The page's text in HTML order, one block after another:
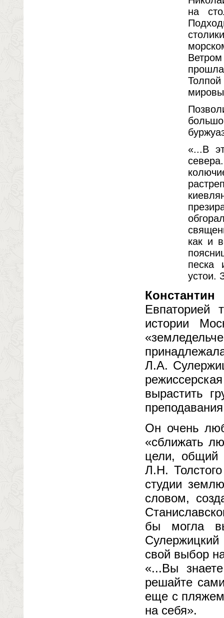
на
«...В
как и
песка
устои.
Евпаторией
истории
Л.А.
вырастить
Он очень
«сближать
цели, общий
Л.Н.
студии
словом,
бы могла
свой выбор
«...Вы
решайте
еще с
на себя».